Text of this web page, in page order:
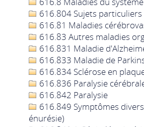
616.804 Sujets
616.81 Maladies
616.83 Autres maladies
616.831 Maladie
616.833 Maladie de
616.834 Sclérose en
616.836 Paralysie
616.842 Paralysie
616.849 Symptômes
énurésie)